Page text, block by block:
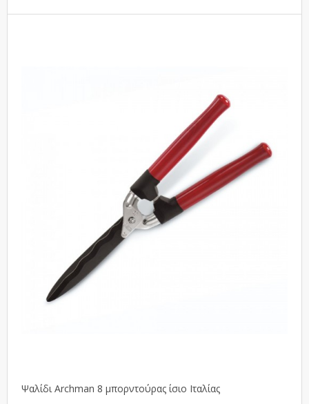
Ψαλίδι Archman 8 μπορντούρας ίσιο Ιταλίας